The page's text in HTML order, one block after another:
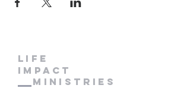
LIFE
IMPACT
MINISTRIES